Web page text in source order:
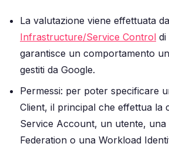
La valutazione viene effettuata
Infrastructure/Service Control di
garantisce un comportamento
gestiti da Google.
Permessi: per poter specificare
Client, il principal che effettua la
Service Account, un utente,
Federation o una Workload